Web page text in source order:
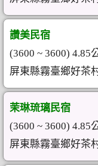
讚美民宿
(3600 ~ 3600) 4.85
屏東縣霧臺鄉好茶
茉琳琉璃民宿
(3600 ~ 3600) 4.85
屏東縣霧臺鄉好茶